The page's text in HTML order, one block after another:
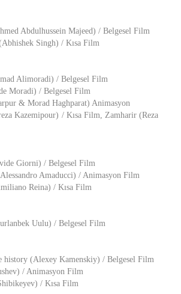
Abdulhussein Majeed) / Belgesel Film
Singh) / Kısa Film
Alimoradi) / Belgesel Film
Moradi) / Belgesel Film
& Morad Haghparat) Animasyon
Kazemipour) / Kısa Film, Zamharir (Reza
Giorni) / Belgesel Film
Amaducci) / Animasyon Film
Reina) / Kısa Film
Uulu) / Belgesel Film
history (Alexey Kamenskiy) / Belgesel Film
/ Animasyon Film
/ Kısa Film